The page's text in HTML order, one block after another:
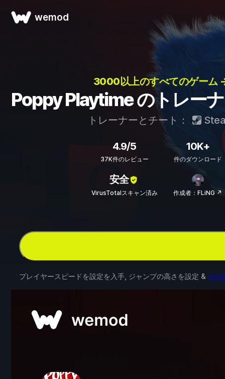
wemod
3000以上のすべてのゲーム
Poppy Playtime のトレー
トレーナーとチート：
4.9/5
37K件のレビュー
10K+
件のダウンロード
安全
VirusTotalスキャン済み 作成者：FLiNG ↗
プレイヤースピードを設定を入手, ジャンプの高さを設定 & その